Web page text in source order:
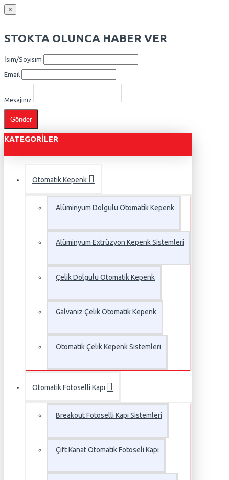
×
STOKTA OLUNCA HABER VER
İsim/Soyisim
Email
Mesajınız
Gönder
KATEGORILER
Otomatik Kepenk
Alüminyum Dolgulu Otomatik Kepenk
Alüminyum Extrüzyon Kepenk Sistemleri
Çelik Dolgulu Otomatik Kepenk
Galvaniz Çelik Otomatik Kepenk
Otomatik Çelik Kepenk Sistemleri
Otomatik Fotoselli Kapı
Breakout Fotoselli Kapı Sistemleri
Çift Kanat Otomatik Fotoseli Kapı